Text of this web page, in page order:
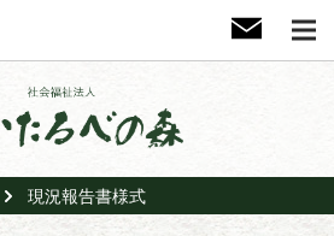
現況報告書様式